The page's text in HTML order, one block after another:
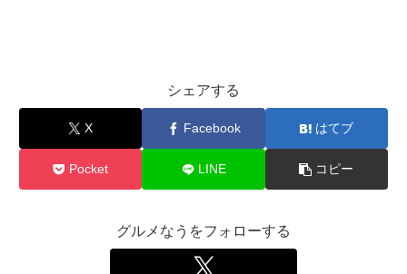
シェアする
X Facebook はてブ
Pocket LINE コピー
グルメなうをフォローする